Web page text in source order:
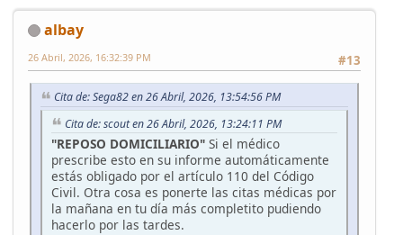
albay
#13
26 Abril, 2026, 16:32:39 PM
Cita de: Sega82 en 26 Abril, 2026, 13:54:56 PM
Cita de: scout en 26 Abril, 2026, 13:24:11 PM
"REPOSO DOMICILIARIO" Si el médico
prescribe esto en su informe automáticamente
estás obligado por el artículo 110 del Código
Civil. Otra cosa es ponerte las citas médicas por
la mañana en tu día más completito pudiendo
hacerlo por las tardes.